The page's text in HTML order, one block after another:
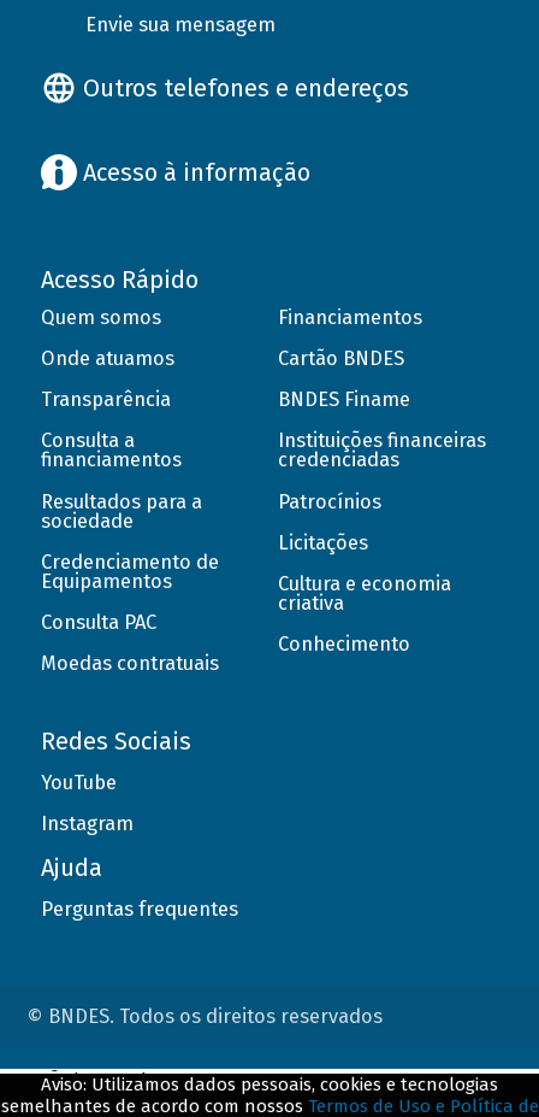
Envie sua mensagem
Outros telefones e endereços
Acesso à informação
Acesso Rápido
Quem somos
Onde atuamos
Transparência
Consulta a
financiamentos
Resultados para a
sociedade
Credenciamento de
Equipamentos
Consulta PAC
Moedas contratuais
Financiamentos
Cartão BNDES
BNDES Finame
Instituições financeiras
credenciadas
Patrocínios
Licitações
Cultura e economia
criativa
Conhecimento
Redes Sociais
YouTube
Instagram
Ajuda
Perguntas frequentes
© BNDES. Todos os direitos reservados
Aviso: Utilizamos dados pessoais, cookies e tecnologias
semelhantes de acordo com nossos Termos de Uso e Política de
ConteÃºdo complementar